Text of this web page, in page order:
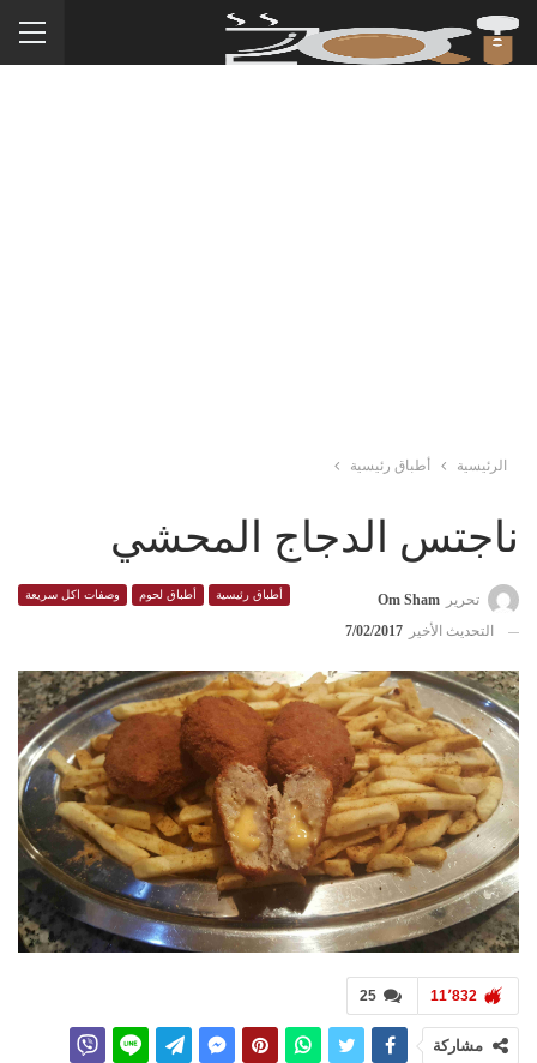
الرئيسية أطباق رئيسية
ناجتس الدجاج المحشي
أطباق رئيسية أطباق لحوم وصفات اكل سريعة تحرير
Om Sham
التحديث الأخير
7/02/2017
25 11٬832
مشاركة